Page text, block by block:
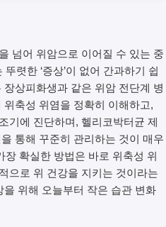
넘어 위암으로 이어질 수 있는 중
뚜렷한 ‘증상’이 없어 간과하기 쉽
상피화생과 같은 위암 전단계 병
축성 위염을 정확히 이해하고,
기에 진단하며, 헬리코박터균 제
통해 꾸준히 관리하는 것이 매우
장 확실한 방법은 바로 위축성 위
으로 위 건강을 지키는 것이라는
위해 오늘부터 작은 습관 변화